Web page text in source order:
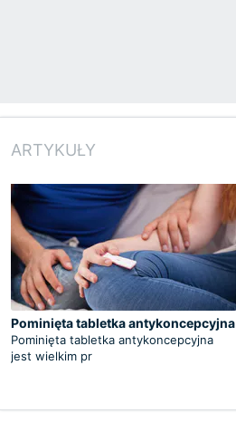
ARTYKUŁY
Pominięta tabletka antykoncepcyjna
Pominięta tabletka antykoncepcyjna
jest wielkim pr